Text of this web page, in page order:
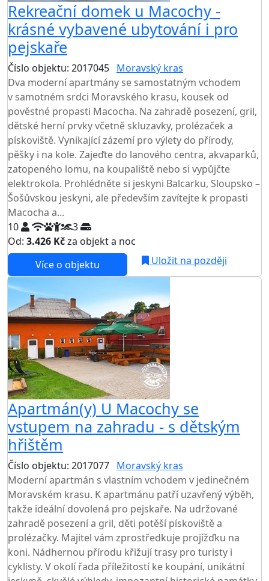
Rekreační domek u Macochy -
krásné vybavené ubytování i pro
pejskaře
Číslo objektu: 2017045 Moravský kras
Dva moderní apartmány se samostatným vchodem
v samotném srdci Moravského krasu, kousek od
pověstné propasti Macocha. Na zahradě posezení, gril,
dětské herní prvky včetně skluzavky, prolézaček a
pískoviště. Vynikající zázemí pro výlety do přírody,
pěšky i na kole. Zajeďte do lanového centra, akvaparků,
zatopeného lomu, na koupaliště nebo si vypůjčte
elektrokola. Prohlédněte si jeskyni Balcarku, Sloupsko –
Šošůvskou jeskyni, ale především zavítejte k propasti
Macocha a...
10
3
Od: 3.426 Kčza objekt a noc
Více o objektu
Uložit na později
Apartmán(y) U Macochy se
vstupem na zahradu - s dětským
hřištěm
Číslo objektu: 2017077 Moravský kras
Moderní apartmán s vlastním vchodem v jedinečném
Moravském krasu. K apartmánu patří uzavřený výběh,
takže ideální dovolená pro pejskaře. Na udržované
zahradě posezení a gril, děti potěší pískoviště a
prolézačky. Majitel vám zprostředkuje projížďku na
koni. Nádhernou přírodu křižují trasy pro turisty i
cyklisty. V okolí řada příležitostí ke koupání, unikátní